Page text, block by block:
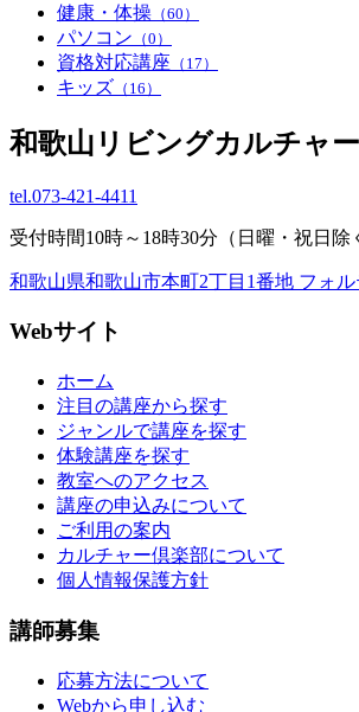
健康・体操 （60）
パソコン （0）
資格対応講座 （17）
キッズ （16）
和歌山リビングカルチャ
tel.073-421-4411
受付時間10時～18時30分（日曜・祝日除
和歌山県和歌山市本町2丁目1番地 フォ
Webサイト
ホーム
注目の講座から探す
ジャンルで講座を探す
体験講座を探す
教室へのアクセス
講座の申込みについて
ご利用の案内
カルチャー倶楽部について
個人情報保護方針
講師募集
応募方法について
Webから申し込む